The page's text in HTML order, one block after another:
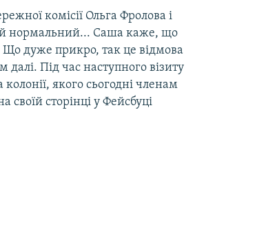
комісії Ольга Фролова і
нормальний... Саша каже, що
дуже прикро, так це відмова
Під час наступного візиту
якого сьогодні членам
сторінці у Фейсбуці